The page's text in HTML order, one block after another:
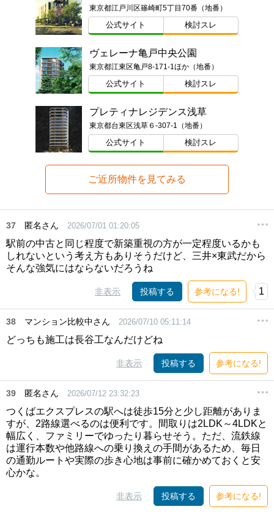
東京都江戸川区篠崎町5丁目70番（地番）
公式サイト 検討スレ
ヴェレーナ亀戸中央公園
東京都江東区亀戸8-171-1ほか（地番）
公式サイト 検討スレ
プレティナレジデンス浅草
東京都台東区浅草６-307-1（地番）
公式サイト 検討スレ
ご近所物件を見てみる
37 匿名さん 2026/07/01 01:20:05
駅前の中古と同じ程度で新築重視の方が一定程度いるかも
しれないという考え方もありそうだけど、三井×東武だから
そんな強気にはならないだろうね
非表示 投稿する 参考になる! 1
38 マンション比較中さん 2026/07/10 05:11:14
どっちも施工は長谷工なんだけどね
非表示 投稿する 参考になる!
39 匿名さん 2026/07/12 23:32:23
つくばエクスプレスの駅へは徒歩15分と少し距離がありま
すが、2路線選べるのは便利です。間取りは2LDK～4LDKと
幅広く、ファミリーでゆったり暮らせそう。ただ、流鉄線
は運行本数や他路線への乗り換えの手間があるため、毎日
の通勤ルートや実際の歩き心地は事前に確かめておくと安
心かな。
非表示 投稿する 参考になる!